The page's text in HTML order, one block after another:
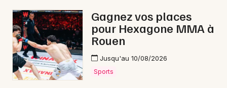
Gagnez vos places
pour Hexagone MMA à
Rouen
Jusqu'au 10/08/2026
Sports